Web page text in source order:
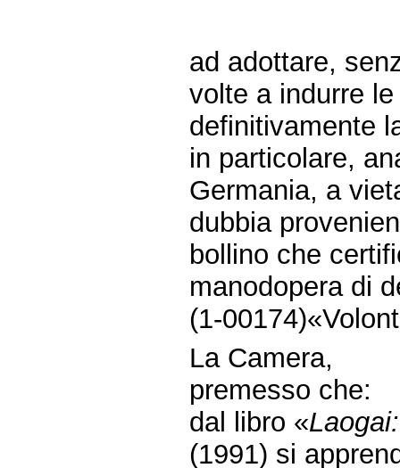
ad adottare,
volte a indurre
definitivamente
in particolare,
Germania, a
dubbia
bollino che
manodopera di
(1-
La Camera,
premesso che:
dal libro «
(1991) si